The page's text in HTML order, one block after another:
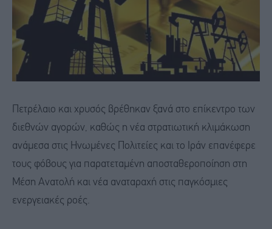
Πετρέλαιο και χρυσός βρέθηκαν ξανά στο επίκεντρο των
διεθνών αγορών, καθώς η νέα στρατιωτική κλιμάκωση
ανάμεσα στις Ηνωμένες Πολιτείες και το Ιράν επανέφερε
τους φόβους για παρατεταμένη αποσταθεροποίηση στη
Μέση Ανατολή και νέα αναταραχή στις παγκόσμιες
ενεργειακές ροές.